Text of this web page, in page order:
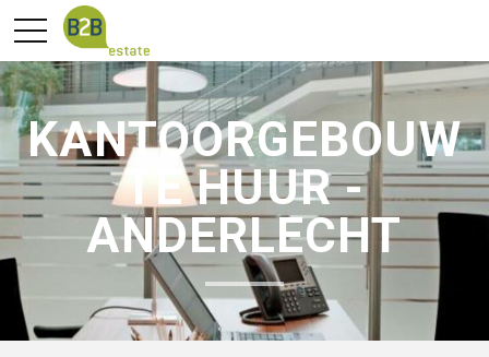
KANTOORGEBOUW
TE HUUR -
ANDERLECHT